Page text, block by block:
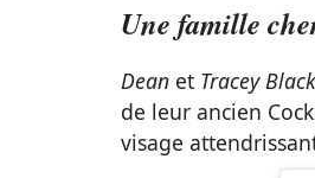
Une famille
Dean et Tracey
de leur ancien
visage